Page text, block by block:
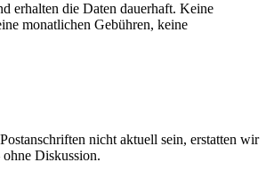
erhalten die Daten dauerhaft. Keine
monatlichen Gebühren, keine
nicht aktuell sein, erstatten wir
Diskussion.